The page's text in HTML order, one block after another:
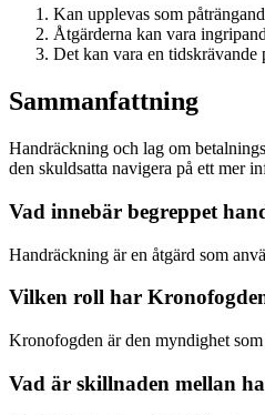
Kan upplevas som
Åtgärderna kan vara
Det kan vara en tidskrävande
Sammanfattning
Handräckning och lag om
den skuldsatta navigera på ett mer
Vad innebär begreppet
Handräckning är en åtgärd som
Vilken roll har
Kronofogden är den myndighet
Vad är skillnaden mellan